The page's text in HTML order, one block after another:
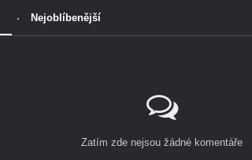
Nejoblíbenější
Zatím zde nejsou žádné komentáře